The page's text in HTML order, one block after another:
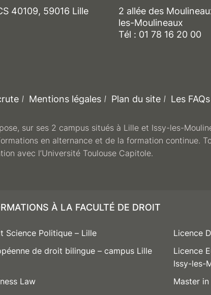
40109, 59016 Lille
2 allée des
les-Moulineaux
Tél : 01 78 16 20 00
Mentions légales Plan du site Les FAQs
sur ses 2 campus situés à Lille et Issy-les-
en alternance et de la formation continue.
avec l’Université Toulouse Capitole.
À LA FACULTÉ DE DROIT
Science Politique – Lille
Licence
de droit bilingue – campus Lille
Licence
Issy-les-
Law Master